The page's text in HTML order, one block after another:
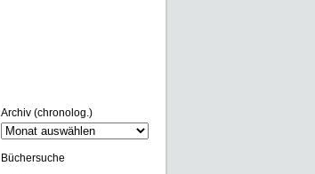
Archiv (chronolog.)
Archiv
(chronolog.)
Büchersuche